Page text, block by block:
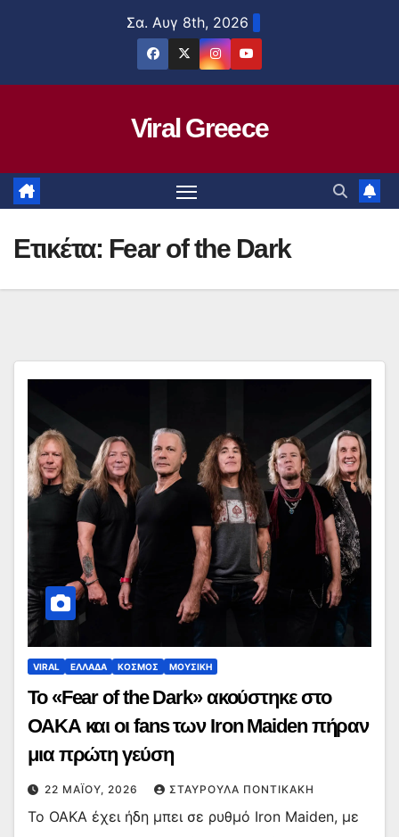
Σα. Αυγ 8th, 2026
Viral Greece
Ετικέτα: Fear of the Dark
VIRAL ΕΛΛΑΔΑ ΚΟΣΜΟΣ ΜΟΥΣΙΚΗ
Το «Fear of the Dark» ακούστηκε στο
ΟΑΚΑ και οι fans των Iron Maiden πήραν
μια πρώτη γεύση
22 ΜΑΪ́ΟΥ, 2026 ΣΤΑΥΡΟΎΛΑ ΠΟΝΤΙΚΆΚΗ
Το ΟΑΚΑ έχει ήδη μπει σε ρυθμό Iron Maiden, με